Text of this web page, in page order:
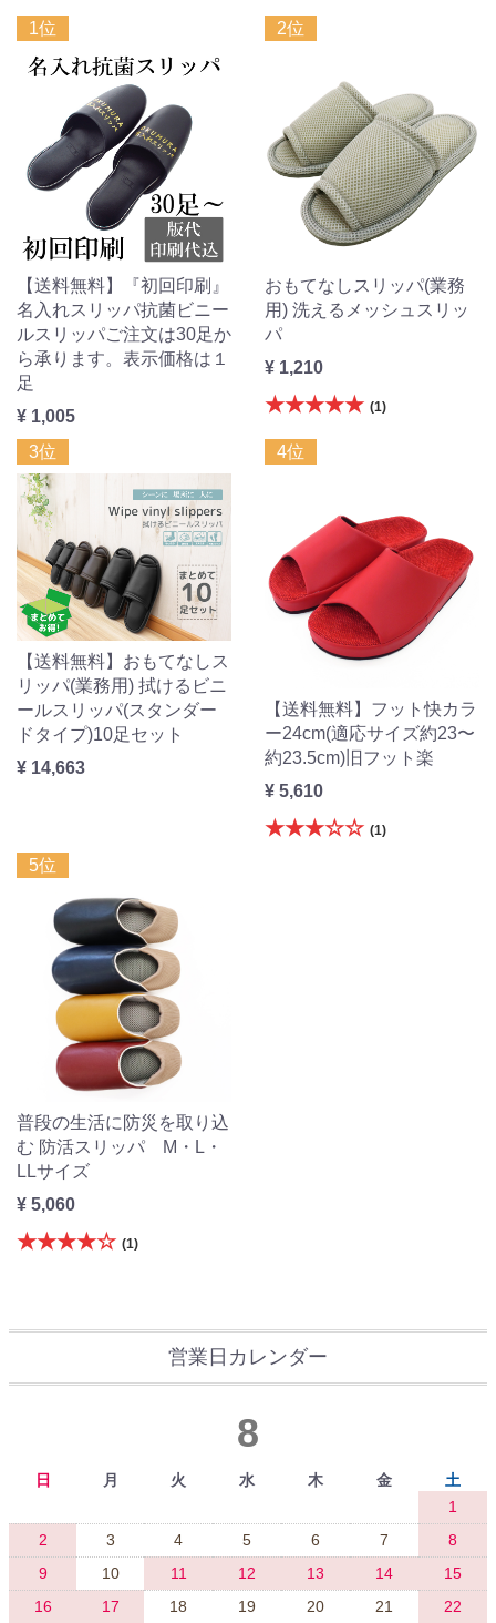
1位
【送料無料】『初回印刷』
名入れスリッパ抗菌ビニー
ルスリッパご注文は30足か
ら承ります。表示価格は１
足
¥ 1,005
2位
おもてなしスリッパ(業務
用) 洗えるメッシュスリッ
パ
¥ 1,210
★★★★★ (1)
3位
【送料無料】おもてなしス
リッパ(業務用) 拭けるビニ
ールスリッパ(スタンダー
ドタイプ)10足セット
¥ 14,663
4位
【送料無料】フット快カラ
ー24cm(適応サイズ約23〜
約23.5cm)旧フット楽
¥ 5,610
★★★☆☆ (1)
5位
普段の生活に防災を取り込
む 防活スリッパ M・L・
LLサイズ
¥ 5,060
★★★★☆ (1)
営業日カレンダー
8
日 月 火 水 木 金
土
1
2
3 4 5 6 7
8
9
10 11 12 13 14
15
16
17 18 19 20 21
22